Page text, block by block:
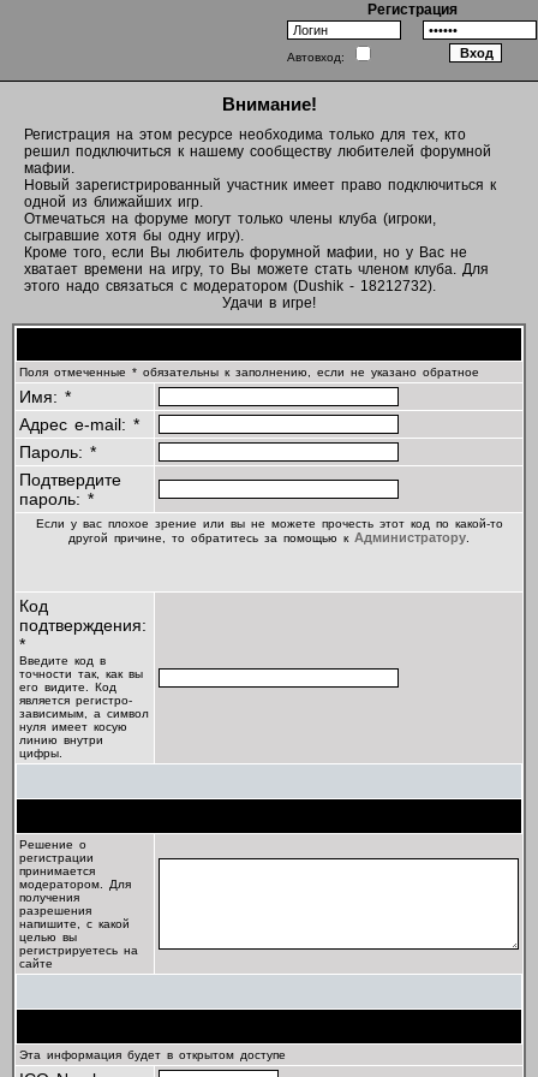
Регистрация
Автовход:
Внимание!
Регистрация на этом ресурсе необходима только для тех, кто
решил подключиться к нашему сообществу любителей форумной
мафии.
Новый зарегистрированный участник имеет право подключиться к
одной из ближайших игр.
Отмечаться на форуме могут только члены клуба (игроки,
сыгравшие хотя бы одну игру).
Кроме того, если Вы любитель форумной мафии, но у Вас не
хватает времени на игру, то Вы можете стать членом клуба. Для
этого надо связаться с модератором (Dushik - 18212732).
Удачи в игре!
Поля отмеченные * обязательны к заполнению, если не указано обратное
Имя: *
Адрес e-mail: *
Пароль: *
Подтвердите
пароль: *
Если у вас плохое зрение или вы не можете прочесть этот код по какой-то
другой причине, то обратитесь за помощью к Администратору
Код
подтверждения:
*
Введите код в
точности так, как вы
его видите. Код
является регистро-
зависимым, а символ
нуля имеет косую
линию внутри
цифры.
Решение о
регистрации
принимается
модератором. Для
получения
разрешения
напишите, с какой
целью вы
регистрируетесь на
сайте
Эта информация будет в открытом доступе